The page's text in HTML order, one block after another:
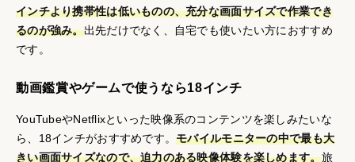
インチより携帯性は低いものの、充分な画面サイズで作業でき
るのが強み。出先だけでなく、自宅でも使いたい方におすすめ
です。
動画鑑賞やゲームで使うなら18インチ
YouTubeやNetflixといった映像系のコンテンツを楽しみたいな
ら、18インチがおすすめです。モバイルモニターの中で最も大
きい画面サイズなので、迫力のある映像体験を楽しめます。旅